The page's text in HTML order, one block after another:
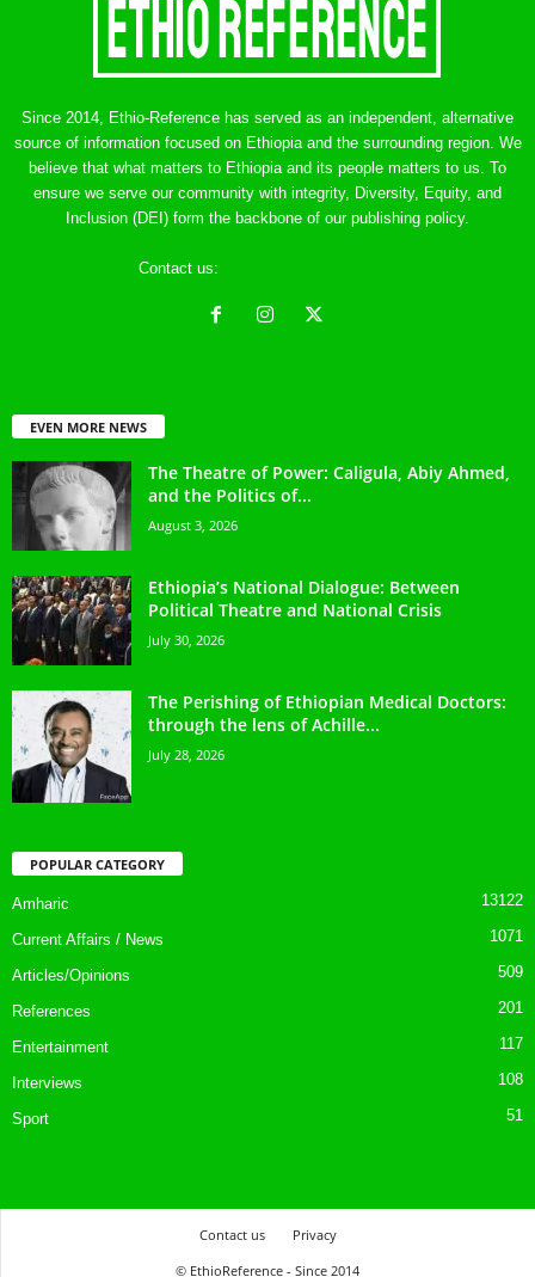
Since 2014, Ethio-Reference has served as an independent, alternative
source of information focused on Ethiopia and the surrounding region. We
believe that what matters to Ethiopia and its people matters to us. To
ensure we serve our community with integrity, Diversity, Equity, and
Inclusion (DEI) form the backbone of our publishing policy.
Contact us:
EVEN MORE NEWS
The Theatre of Power: Caligula, Abiy Ahmed,
and the Politics of...
August 3, 2026
Ethiopia’s National Dialogue: Between
Political Theatre and National Crisis
July 30, 2026
The Perishing of Ethiopian Medical Doctors:
through the lens of Achille...
July 28, 2026
POPULAR CATEGORY
Amharic 13122
Current Affairs / News 1071
Articles/Opinions 509
References 201
Entertainment 117
Interviews 108
Sport 51
Contact us
Privacy
© EthioReference - Since 2014